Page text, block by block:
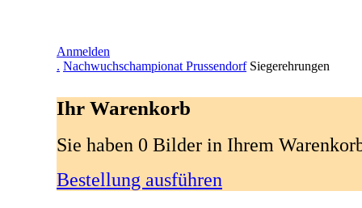
Anmelden
. Nachwuchschampionat Prussendorf Siegerehrungen
Ihr Warenkorb
Sie haben 0 Bilder in Ihrem
Bestellung ausführen